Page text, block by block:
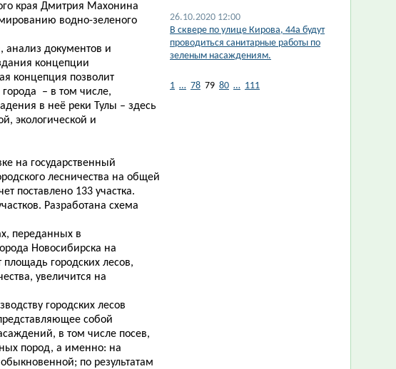
края Дмитрия Махонина
водно-зеленого
анализ документов и
концепции
концепция позволит
– в том числе,
в неё реки Тулы – здесь
экологической и
на государственный
лесничества на общей
поставлено 133 участка.
Разработана схема
переданных в
Новосибирска на
городских лесов,
увеличится на
городских лесов
собой
в том числе посев,
пород, а именно: на
по результатам
26.10.2020 12:00
В сквере по улице Кирова, 44а будут
проводиться санитарные работы по
зеленым насаждениям.
1 … 78 79 80 … 111